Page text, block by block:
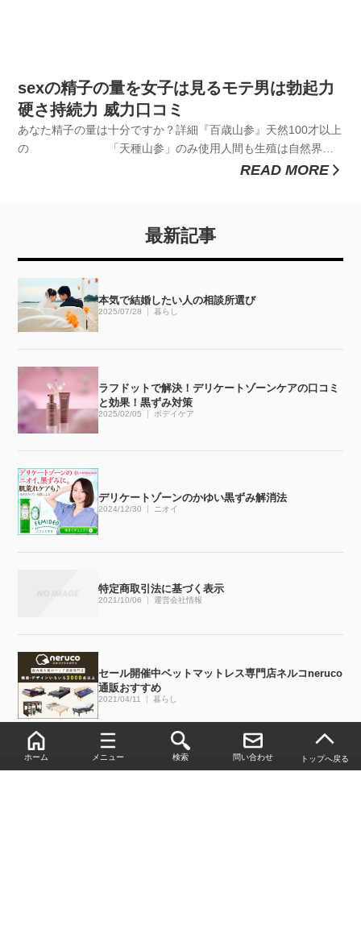
sexの精子の量を女子は見るモテ男は勃起力
硬さ持続力 威力口コミ
あなた精子の量は十分ですか？詳細『百歳山参』天然100才以上
の 「天種山参」のみ使用人間も生殖は自然界と
おなじですよね女子はあなたの精子の量を本能で見抜くそうで
READ MORE
最新記事
本気で結婚したい人の相談所選び
2025/07/28 暮らし
ラフドットで解決！デリケートゾーンケアの口コミ
と効果！黒ずみ対策
2025/02/05 ボデイケア
デリケートゾーンのかゆい黒ずみ解消法
2024/12/30 ニオイ
特定商取引法に基づく表示
2021/10/06 運営会社情報
セール開催中ベットマットレス専門店ネルコneruco
通販おすすめ
2021/04/11 暮らし
ホーム メニュー 検索 問い合わせ トップへ戻る